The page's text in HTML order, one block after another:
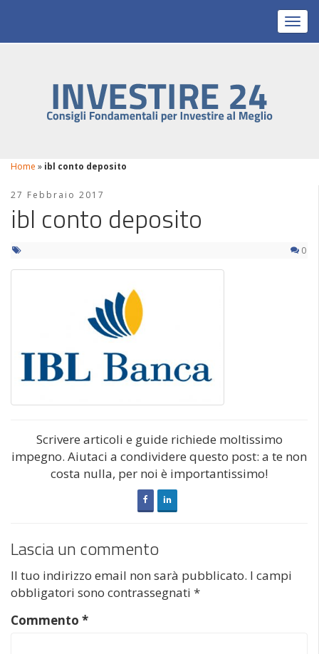
Home » ibl conto deposito
27 Febbraio 2017
ibl conto deposito
0
Scrivere articoli e guide richiede moltissimo
impegno. Aiutaci a condividere questo post: a te non
costa nulla, per noi è importantissimo!
Lascia un commento
Il tuo indirizzo email non sarà pubblicato. I campi
obbligatori sono contrassegnati *
Commento *